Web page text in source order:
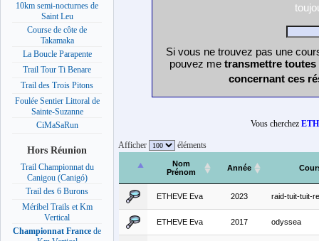
10km semi-nocturnes de
Saint Leu
Course de côte de
Takamaka
La Boucle Parapente
Trail Tour Ti Benare
Trail des Trois Pitons
Foulée Sentier Littoral de
Sainte-Suzanne
CiMaSaRun
Hors Réunion
Trail Championnat du
Canigou (Canigó)
Trail des 6 Burons
Méribel Trails et Km
Vertical
Championnat France de
Si vous ne trouvez pas une
pouvez me transmettre
concernant ces
Vous cherchez
Afficher éléments
Nom
Prénom
Année
ETHEVE Eva 2023 raid-tuit-tuit-
ETHEVE Eva 2017 odyssea